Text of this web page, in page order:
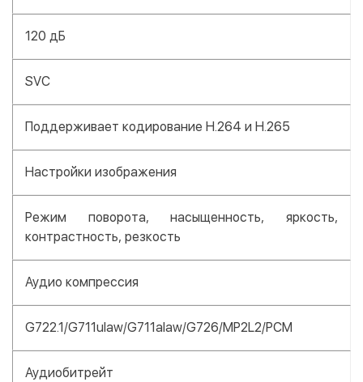
120 дБ
SVC
Поддерживает кодирование H.264 и H.265
Настройки изображения
Режим поворота, насыщенность, яркость,
контрастность, резкость
Аудио компрессия
G722.1/G711ulaw/G711alaw/G726/MP2L2/PCM
Аудиобитрейт